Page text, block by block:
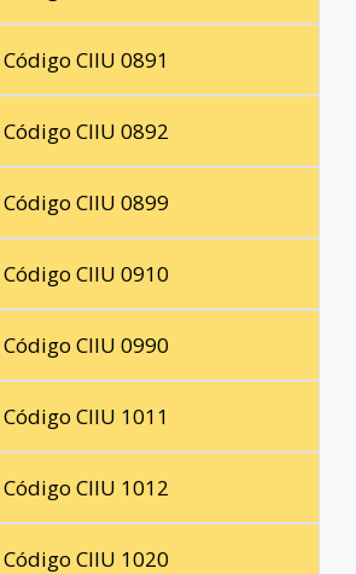
Código CIIU 0891
Código CIIU 0892
Código CIIU 0899
Código CIIU 0910
Código CIIU 0990
Código CIIU 1011
Código CIIU 1012
Código CIIU 1020